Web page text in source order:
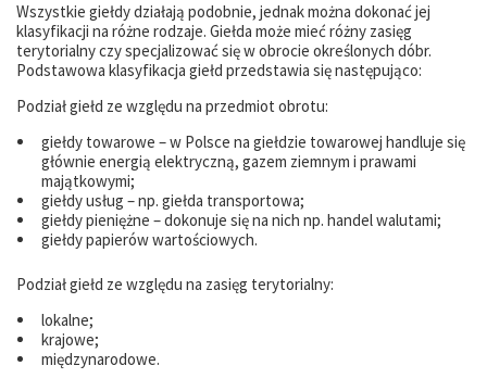
Wszystkie giełdy działają podobnie, jednak można dokonać jej
klasyfikacji na różne rodzaje. Giełda może mieć różny zasięg
terytorialny czy specjalizować się w obrocie określonych dóbr.
Podstawowa klasyfikacja giełd przedstawia się następująco:
Podział giełd ze względu na przedmiot obrotu:
giełdy towarowe – w Polsce na giełdzie towarowej handluje się
głównie energią elektryczną, gazem ziemnym i prawami
majątkowymi;
giełdy usług – np. giełda transportowa;
giełdy pieniężne – dokonuje się na nich np. handel walutami;
giełdy papierów wartościowych.
Podział giełd ze względu na zasięg terytorialny:
lokalne;
krajowe;
międzynarodowe.